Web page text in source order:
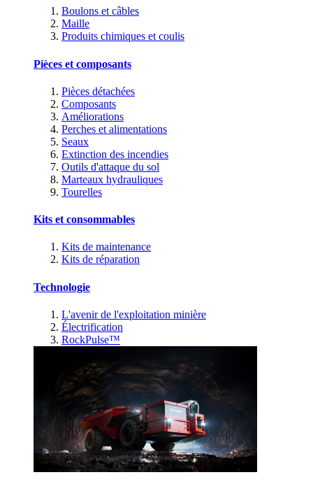
Boulons et câbles
Maille
Produits chimiques et coulis
Pièces et composants
Pièces détachées
Composants
Améliorations
Perches et alimentations
Seaux
Extinction des incendies
Outils d'attaque du sol
Marteaux hydrauliques
Tourelles
Kits et consommables
Kits de maintenance
Kits de réparation
Technologie
L'avenir de l'exploitation minière
Électrification
RockPulse™